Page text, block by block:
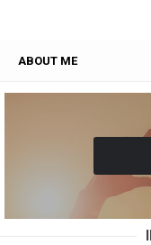
ABOUT ME